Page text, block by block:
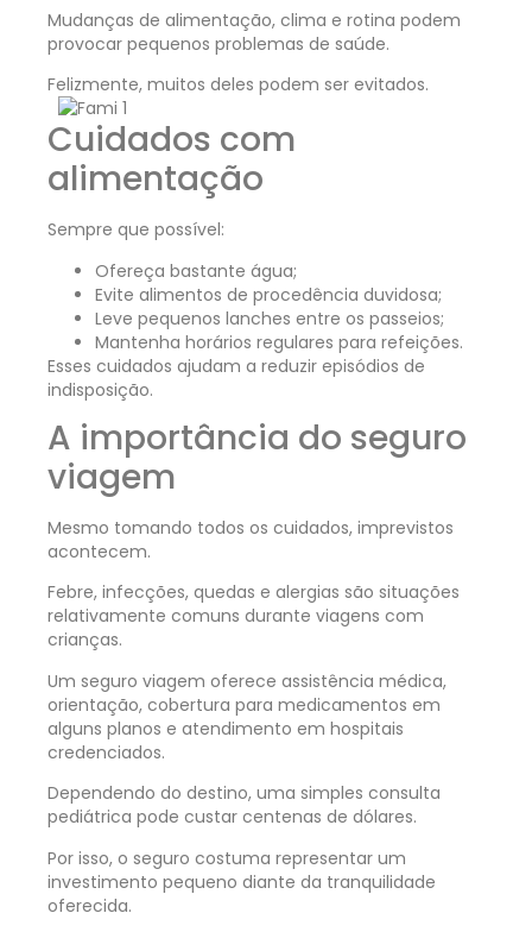
Mudanças de alimentação, clima e rotina podem
provocar pequenos problemas de saúde.
Felizmente, muitos deles podem ser evitados.
Cuidados com
alimentação
Sempre que possível:
Ofereça bastante água;
Evite alimentos de procedência duvidosa;
Leve pequenos lanches entre os passeios;
Mantenha horários regulares para refeições.
Esses cuidados ajudam a reduzir episódios de
indisposição.
A importância do seguro
viagem
Mesmo tomando todos os cuidados, imprevistos
acontecem.
Febre, infecções, quedas e alergias são situações
relativamente comuns durante viagens com
crianças.
Um seguro viagem oferece assistência médica,
orientação, cobertura para medicamentos em
alguns planos e atendimento em hospitais
credenciados.
Dependendo do destino, uma simples consulta
pediátrica pode custar centenas de dólares.
Por isso, o seguro costuma representar um
investimento pequeno diante da tranquilidade
oferecida.